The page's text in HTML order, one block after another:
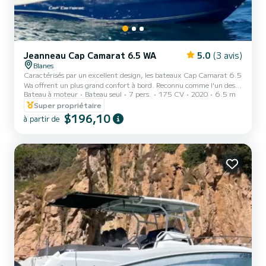
Jeanneau Cap Camarat 6.5 WA 5.0 (3 avis)
Blanes
Caractérisés par un excellent design, les bateaux Cap Camarat 6.5
Wa offrent un plus grand confort à bord. Reconnu comme l'un des
modèles les plus populaires du chantier Jeanneau, le Camarat 6.5
Wa se définit comme « élégant, confortable et polyvalent ». ".
Bateau à moteur Bateau seul 7 pers. 175 CV 2020
6.5 m
Super propriétaire
à partir de $196,10